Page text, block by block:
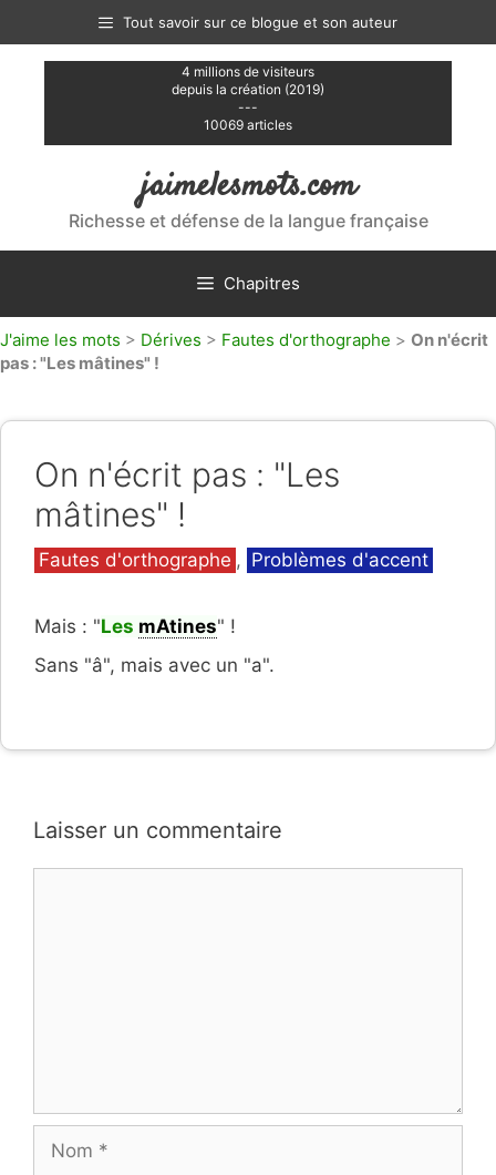
contenu
Tout savoir sur ce blogue et son auteur
4 millions de visiteurs
depuis la création (2019)
---
10069 articles
jaimelesmots.com
Richesse et défense de la langue française
Chapitres
J'aime les mots > Dérives > Fautes d'orthographe > On n'écrit
pas : "Les mâtines" !
On n'écrit pas : "Les
mâtines" !
Catégories
Fautes d'orthographe , Problèmes d'accent
Mais : "Les mAtines" !
Sans "â", mais avec un "a".
Laisser un commentaire